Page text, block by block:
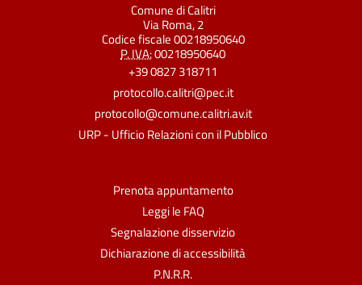
Comune di Calitri
Via Roma, 2
Codice fiscale 00218950640
P. IVA:00218950640
+39 0827 318711
protocollo.calitri@pec.it
protocollo@comune.calitri.av.it
URP - Ufficio Relazioni con il Pubblico
Prenota appuntamento
Leggi le FAQ
Segnalazione disservizio
Dichiarazione di accessibilità
P.N.R.R.